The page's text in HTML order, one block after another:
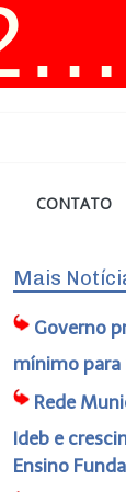
CONTATO
Mais
Governo
mínimo para
Rede
Ideb e
Ensino